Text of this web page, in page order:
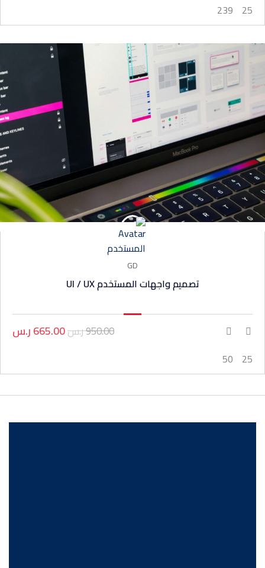
25
239
GD
تصميم واجهات المستخدم UI / UX
25
50
950.00 ر.س 665.00 ر.س